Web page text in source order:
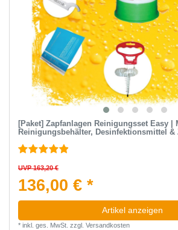
[Paket] Zapfanlagen Reinigungsset Easy |
Reinigungsbehälter, Desinfektionsmittel &
UVP 163,20 €
136,00 € *
Artikel anzeigen
* inkl. ges. MwSt. zzgl. Versandkosten